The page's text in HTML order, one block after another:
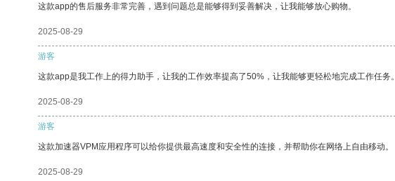
这款app的售后服务非常完善，遇到问题总是能够得到妥善解决，让我能够放心购物。
2025-08-29
游客
这款app是我工作上的得力助手，让我的工作效率提高了50%，让我能够更轻松地完成工作任务。
2025-08-29
游客
这款加速器VPM应用程序可以给你提供最高速度和安全性的连接，并帮助你在网络上自由移动。
2025-08-29